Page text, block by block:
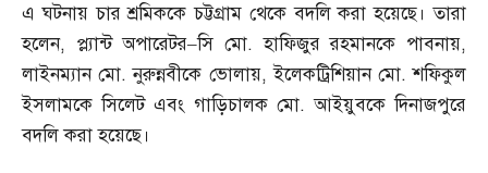
এ ঘটনায় চার শ্রমিককে চট্টগ্রাম থেকে বদলি করা হয়েছে। তারা
হলেন, প্ল্যান্ট অপারেটর–সি মো.হাফিজুর রহমানকে পাবনায়,
লাইনম্যান মো.নুরুন্নবীকে ভোলায়,ইলেকট্রিশিয়ান মো.শফিকুল
ইসলামকে সিলেট এবং গাড়িচালক মো.আইয়ুবকে দিনাজপুরে
বদলি করা হয়েছে।